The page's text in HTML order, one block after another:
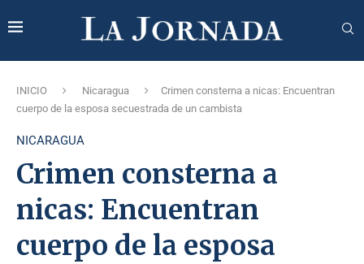
INICIO Nicaragua
Crimen consterna a nicas: Encuentran
cuerpo de la esposa secuestrada de un cambista
NICARAGUA
Crimen consterna a
nicas: Encuentran
cuerpo de la esposa